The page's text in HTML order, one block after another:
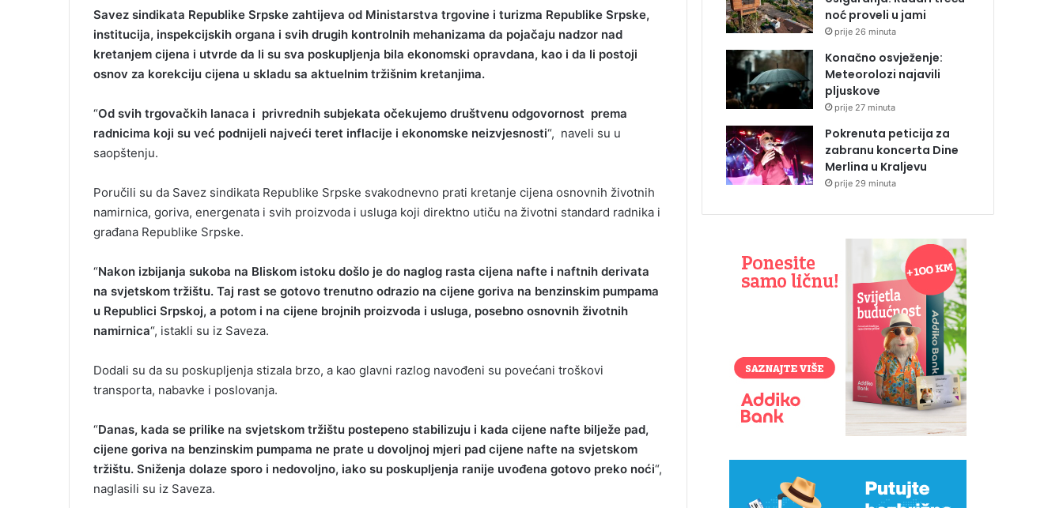
Savez sindikata Republike Srpske zahtijeva od Ministarstva trgovine i turizma Republike Srpske,
institucija, inspekcijskih organa i svih drugih kontrolnih mehanizama da pojačaju nadzor nad
kretanjem cijena i utvrde da li su sva poskupljenja bila ekonomski opravdana, kao i da li postoji
osnov za korekciju cijena u skladu sa aktuelnim tržišnim kretanjima.
“Od svih trgovačkih lanaca i privrednih subjekata očekujemo društvenu odgovornost prema
radnicima koji su već podnijeli najveći teret inflacije i ekonomske neizvjesnosti“, naveli su u
saopštenju.
Poručili su da Savez sindikata Republike Srpske svakodnevno prati kretanje cijena osnovnih životnih
namirnica, goriva, energenata i svih proizvoda i usluga koji direktno utiču na životni standard radnika i
građana Republike Srpske.
“Nakon izbijanja sukoba na Bliskom istoku došlo je do naglog rasta cijena nafte i naftnih derivata
na svjetskom tržištu. Taj rast se gotovo trenutno odrazio na cijene goriva na benzinskim pumpama
u Republici Srpskoj, a potom i na cijene brojnih proizvoda i usluga, posebno osnovnih životnih
namirnica“, istakli su iz Saveza.
Dodali su da su poskupljenja stizala brzo, a kao glavni razlog navođeni su povećani troškovi
transporta, nabavke i poslovanja.
“Danas, kada se prilike na svjetskom tržištu postepeno stabilizuju i kada cijene nafte bilježe pad,
cijene goriva na benzinskim pumpama ne prate u dovoljnoj mjeri pad cijene nafte na svjetskom
tržištu. Sniženja dolaze sporo i nedovoljno, iako su poskupljenja ranije uvođena gotovo preko noći“,
naglasili su iz Saveza.
noć proveli u jami
prije 26 minuta
Konačno osvježenje:
Meteorolozi najavili
pljuskove
prije 27 minuta
Pokrenuta peticija za
zabranu koncerta Dine
Merlina u Kraljevu
prije 29 minuta